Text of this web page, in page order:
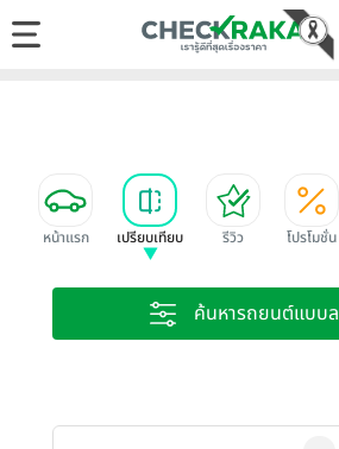
หน้าแรก เปรียบเทียบ รีวิว โปรโมชั่น
ค้นหารถยนต์แบบล